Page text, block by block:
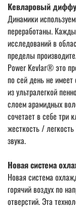
Кевларовый
Динамики
переработаны.
исследований в
пределы
Power Kevlar® это
по сей день не
из ультралегкой
слоем арамидных
сочетает в себе три
жесткость /
звука.
Новая система
Новая система
горячий воздух по
отверстий. Эта